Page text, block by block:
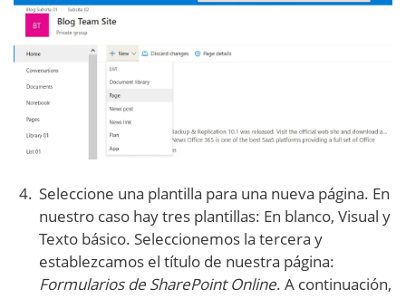
Seleccione una plantilla para una nueva página. En
nuestro caso hay tres plantillas: En blanco, Visual y
Texto básico. Seleccionemos la tercera y
establezcamos el título de nuestra página:
Formularios de SharePoint Online. A continuación,